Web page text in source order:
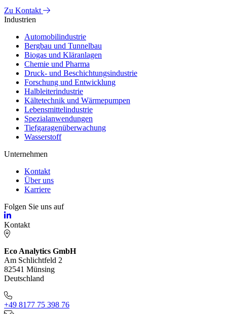
Zu Kontakt
Industrien
Automobilindustrie
Bergbau und Tunnelbau
Biogas und Kläranlagen
Chemie und Pharma
Druck- und Beschichtungsindustrie
Forschung und Entwicklung
Halbleiterindustrie
Kältetechnik und Wärmepumpen
Lebensmittelindustrie
Spezialanwendungen
Tiefgaragenüberwachung
Wasserstoff
Unternehmen
Kontakt
Über uns
Karriere
Folgen Sie uns auf
Kontakt
Eco Analytics GmbH
Am Schlichtfeld 2
82541 Münsing
Deutschland
+49 8177 75 398 76